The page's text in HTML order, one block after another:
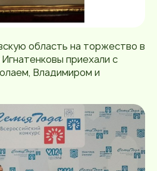
область на торжество в
приехали с
Владимиром и